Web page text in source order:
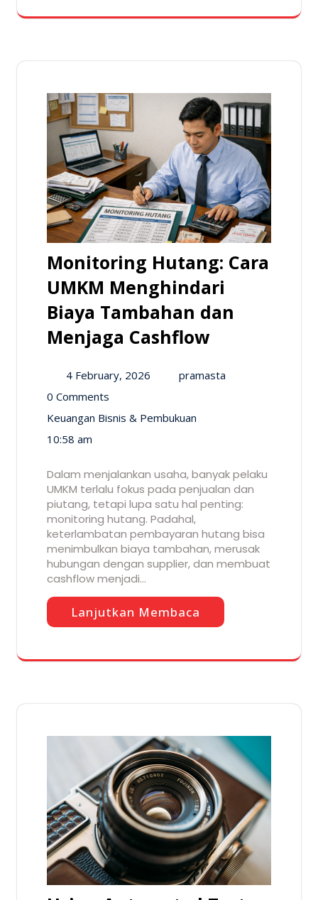
Monitoring Hutang: Cara
UMKM Menghindari
Biaya Tambahan dan
Menjaga Cashflow
4 February, 2026
pramasta
0 Comments
Keuangan Bisnis & Pembukuan
10:58 am
Dalam menjalankan usaha, banyak pelaku
UMKM terlalu fokus pada penjualan dan
piutang, tetapi lupa satu hal penting:
monitoring hutang. Padahal,
keterlambatan pembayaran hutang bisa
menimbulkan biaya tambahan, merusak
hubungan dengan supplier, dan membuat
cashflow menjadi…
Lanjutkan Membaca